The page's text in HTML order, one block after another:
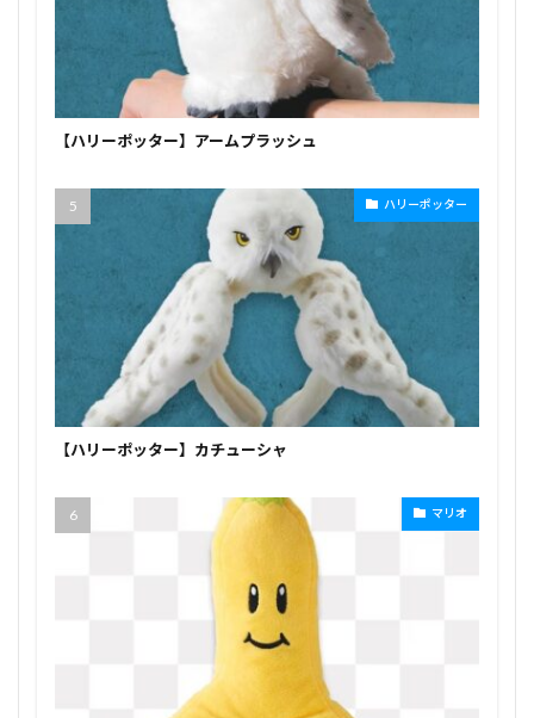
【ハリーポッター】アームプラッシュ
ハリーポッター
【ハリーポッター】カチューシャ
マリオ